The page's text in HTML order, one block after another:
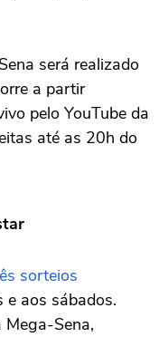
será realizado
a partir
pelo YouTube da
até as 20h do
sorteios
e aos sábados.
Mega-Sena,